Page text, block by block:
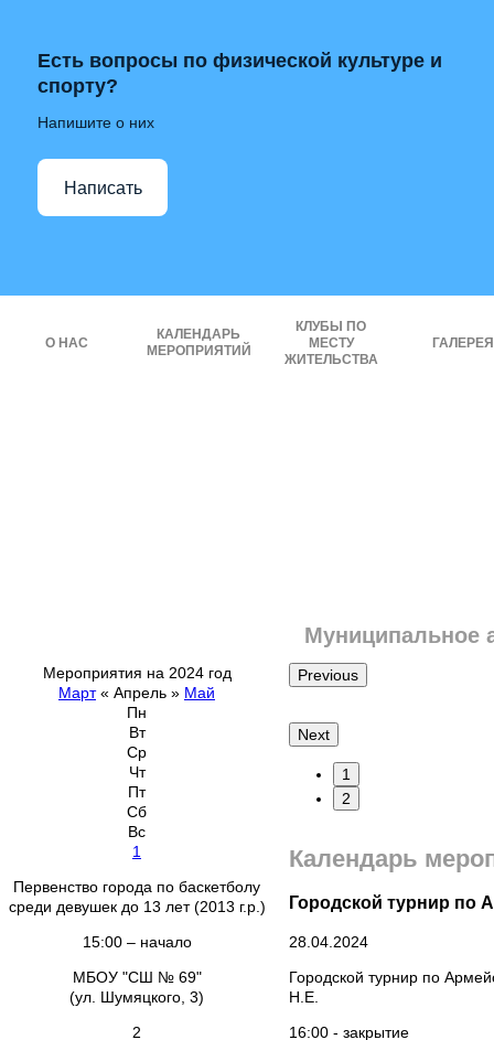
Есть вопросы по физической культуре и
спорту?
Напишите о них
Написать
О НАС
КАЛЕНДАРЬ
МЕРОПРИЯТИЙ
КЛУБЫ ПО
МЕСТУ
ЖИТЕЛЬСТВА
ГАЛЕРЕЯ
Муниципальное
Мероприятия на 2024 год
Март« Апрель » Май
Пн
Вт
Ср
Чт
Пт
Сб
Вс
1
Первенство города по баскетболу
среди девушек до 13 лет (2013 г.р.)
15:00 – начало
МБОУ "СШ № 69"
(ул. Шумяцкого, 3)
2
Previous
Next
1
2
Календарь
Городской турнир по
28.04.2024
Городской турнир по
Н.Е.
16:00 - закрытие